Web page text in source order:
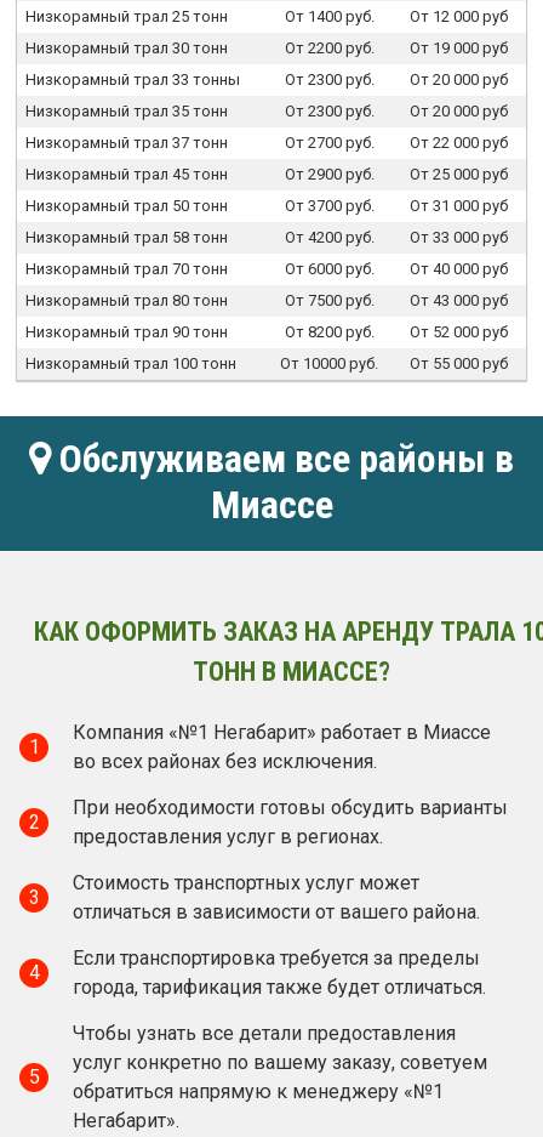
Низкорамный трал 25 тонн От 1400 руб.
От 12 000 руб
Низкорамный трал 30 тонн
От 2200 руб.
От 19 000 руб
Низкорамный трал 33 тонны
От 2300 руб.
От 20 000 руб
Низкорамный трал 35 тонн
От 2300 руб.
От 20 000 руб
Низкорамный трал 37 тонн
От 2700 руб.
От 22 000 руб
Низкорамный трал 45 тонн
От 2900 руб.
От 25 000 руб
Низкорамный трал 50 тонн
От 3700 руб.
От 31 000 руб
Низкорамный трал 58 тонн
От 4200 руб.
От 33 000 руб
Низкорамный трал 70 тонн
От 6000 руб.
От 40 000 руб
Низкорамный трал 80 тонн
От 7500 руб.
От 43 000 руб
Низкорамный трал 90 тонн
От 8200 руб.
От 52 000 руб
Низкорамный трал 100 тонн
От 10000 руб. От 55 000 руб
Обслуживаем все районы в
Миассе
КАК ОФОРМИТЬ ЗАКАЗ НА АРЕНДУ ТРАЛА
ТОНН В МИАССЕ?
1
Компания «№1 Негабарит» работает в Миассе
во всех районах без исключения.
2
При необходимости готовы обсудить варианты
предоставления услуг в регионах.
3
Стоимость транспортных услуг может
отличаться в зависимости от вашего района.
4
Если транспортировка требуется за пределы
города, тарификация также будет отличаться.
5
Чтобы узнать все детали предоставления
услуг конкретно по вашему заказу, советуем
обратиться напрямую к менеджеру «№1
Негабарит».